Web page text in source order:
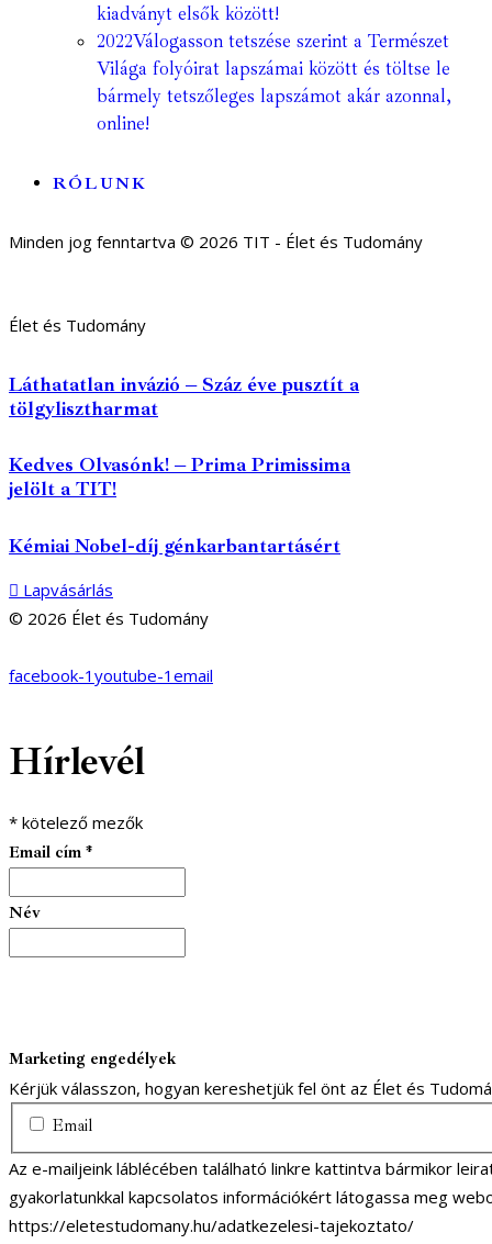
kiadványt elsők között!
2022Válogasson tetszése szerint a Természet
Világa folyóirat lapszámai között és töltse le
bármely tetszőleges lapszámot akár azonnal,
online!
RÓLUNK
Minden jog fenntartva © 2026 TIT - Élet és Tudomány
Élet és Tudomány
Láthatatlan invázió – Száz éve pusztít a
tölgylisztharmat
Kedves Olvasónk! – Prima Primissima
jelölt a TIT!
Kémiai Nobel-díj génkarbantartásért
Lapvásárlás
© 2026 Élet és Tudomány
facebook-1 youtube-1 email
Hírlevél
* kötelező mezők
Email cím *
Név
Marketing engedélyek
Kérjük válasszon, hogyan kereshetjük fel önt az Élet és
Email
Az e-mailjeink láblécében található linkre kattintva bármikor
gyakorlatunkkal kapcsolatos információkért látogassa meg
https://eletestudomany.hu/adatkezelesi-tajekoztato/